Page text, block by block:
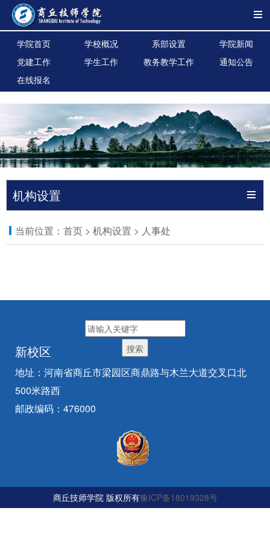
学院首页 学校概况 系部设置
学院新闻
党建工作
学生工作 教务教学工作
通知公告
在线报名
机构设置
当前位置： 首页 > 机构设置 > 人事处
新校区
地址：河南省商丘市梁园区商鼎路与木兰大道交叉口北
500米路西
邮政编码：476000
商丘技师学院 版权所有豫ICP备18019328号